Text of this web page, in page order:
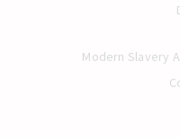
Modern Slavery